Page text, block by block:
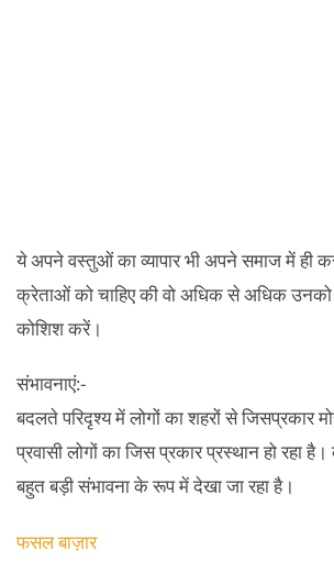
ये अपने वस्तुओं का व्यापार भी अपने समाज में ही
क्रेताओं को चाहिए की वो अधिक से अधिक
कोशिश करें।
संभावनाएं:-
बदलते परिदृश्य में लोगों का शहरों से जिसप्रकार
प्रवासी लोगों का जिस प्रकार प्रस्थान हो रहा
बहुत बड़ी संभावना के रूप में देखा जा रहा है।
फसल बाज़ार